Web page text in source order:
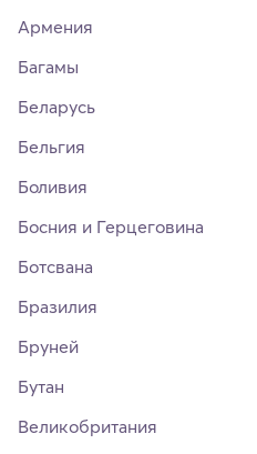
Армения
Багамы
Беларусь
Бельгия
Боливия
Босния и Герцеговина
Ботсвана
Бразилия
Бруней
Бутан
Великобритания